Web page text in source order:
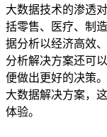
大数据技术的渗透
括零售、医疗、制
据分析以经济高效
分析解决方案还可
便做出更好的决策
大数据解决方案，
体验。